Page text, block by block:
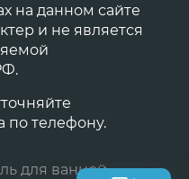
на данном сайте
и не является
по телефону.
для ванной